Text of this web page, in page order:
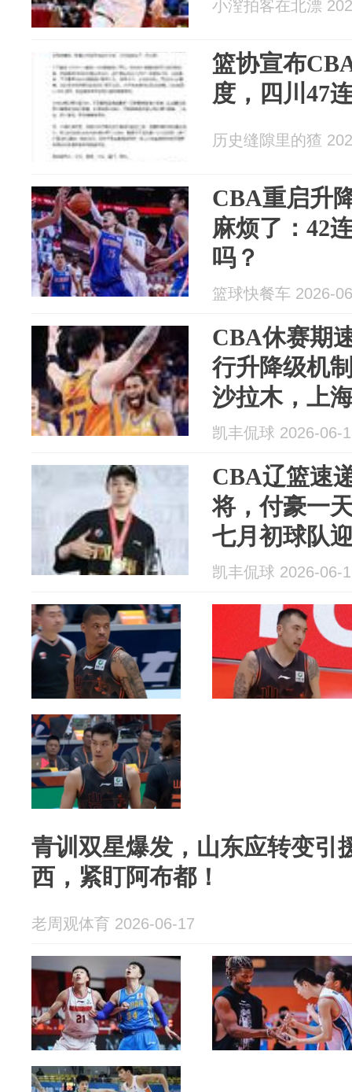
小潌拍客在北漂
篮协宣布
度，四川47
历史缝隙里的猹
CBA重启升
麻烦了：42
吗？
篮球快餐车 2026-
CBA休赛期
行升降级机
沙拉木，上
厦续约布朗
凯丰侃球 2026-06-
CBA辽篮速
将，付豪一
七月初球队
练组再添新
凯丰侃球 2026-06-
青训双星爆发，山东应转变引
西，紧盯阿布都！
老周观体育 2026-06-17